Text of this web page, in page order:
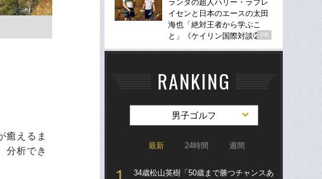
癒えるま
分析でき
ランダの超人ハリー・ラブレ
イセンと日本のエースの太田
海也「絶対王者から学ぶこ
と」《ケイリン国際対談②》
PR
RANKING
男子ゴルフ
最新 24時間 週間
34歳松山英樹「50歳まで勝つチャンスあ